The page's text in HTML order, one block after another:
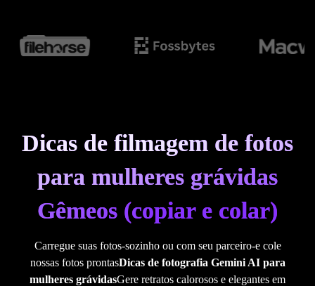
Dicas de filmagem de fotos
para mulheres grávidas
Gêmeos (copiar e colar)
Carregue suas fotos-sozinho ou com seu parceiro-e cole
nossas fotos prontasDicas de fotografia Gemini AI para
mulheres grávidasGere retratos calorosos e elegantes em